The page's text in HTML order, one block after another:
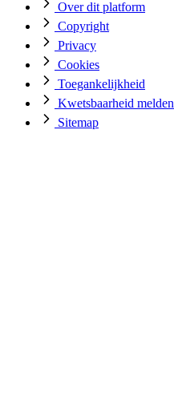
Over dit platform
Copyright
Privacy
Cookies
Toegankelijkheid
Kwetsbaarheid melden
Sitemap